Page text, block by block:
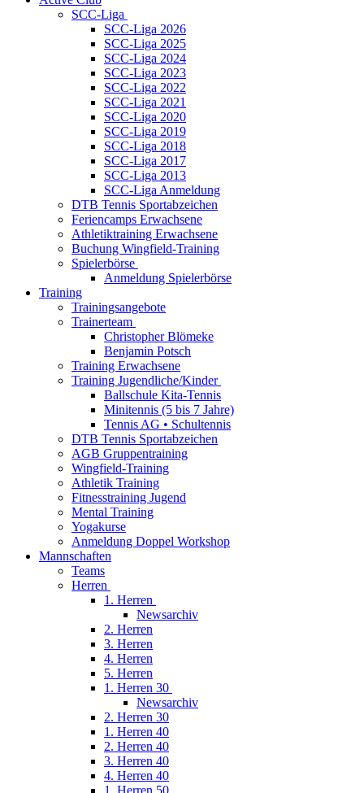
SCC-Liga
SCC-Liga 2026
SCC-Liga 2025
SCC-Liga 2024
SCC-Liga 2023
SCC-Liga 2022
SCC-Liga 2021
SCC-Liga 2020
SCC-Liga 2019
SCC-Liga 2018
SCC-Liga 2017
SCC-Liga 2013
SCC-Liga Anmeldung
DTB Tennis Sportabzeichen
Feriencamps Erwachsene
Athletiktraining Erwachsene
Buchung Wingfield-Training
Spielerbörse
Anmeldung Spielerbörse
Training
Trainingsangebote
Trainerteam
Christopher Blömeke
Benjamin Potsch
Training Erwachsene
Training Jugendliche/Kinder
Ballschule Kita-Tennis
Minitennis (5 bis 7 Jahre)
Tennis AG • Schultennis
DTB Tennis Sportabzeichen
AGB Gruppentraining
Wingfield-Training
Athletik Training
Fitnesstraining Jugend
Mental Training
Yogakurse
Anmeldung Doppel Workshop
Mannschaften
Teams
Herren
1. Herren
Newsarchiv
2. Herren
3. Herren
4. Herren
5. Herren
1. Herren 30
Newsarchiv
2. Herren 30
1. Herren 40
2. Herren 40
3. Herren 40
4. Herren 40
1. Herren 50